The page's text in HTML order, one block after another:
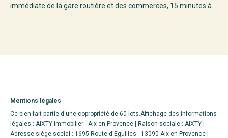
immédiate de la gare routière et des commerces, 15 minutes à...
Mentions légales
Ce bien fait partie d'une copropriété de 60 lots.Affichage des informations
légales : AIXTY immobilier - Aix-en-Provence | Raison sociale : AIXTY |
Adresse siège social : 1695 Route d'Eguilles - 13090 Aix-en-Provence |